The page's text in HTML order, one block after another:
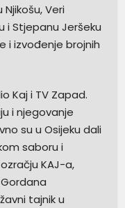
Veri
i Stjepanu Jeršeku
i izvođenje brojnih
Kaj i TV Zapad.
i njegovanje
su u Osijeku dali
saboru i
KAJ-a,
tajnik u